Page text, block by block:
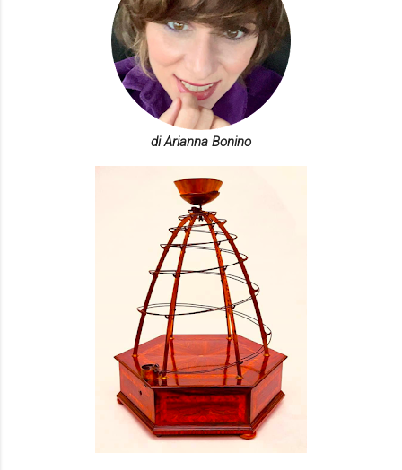
di Arianna Bonino